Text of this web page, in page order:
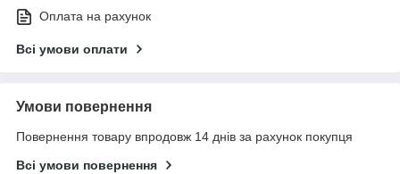
Оплата на рахунок
Всі умови оплати
Умови повернення
Повернення товару впродовж 14 днів за рахунок покупця
Всі умови повернення